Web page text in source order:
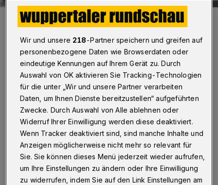
Katarina Lange arbeitet in der Gemeinde Sonnborn.
Foto: Lange
Von Nikola Dünow
A us eigener Erfahrung weiß sie, dass
alleinerziehende Mütter und Väter
häufig unter Isolation, Ausgrenzung,
wirtschaftlicher Unsicherheit und dadurch
großem psychischen Druck leiden.
Wir und unsere 218-Partner speichern und greifen auf
personenbezogene Daten wie Browserdaten oder
eindeutige Kennungen auf Ihrem Gerät zu. Durch
Auswahl von OK aktivieren Sie Tracking-Technologien
für die unter „Wir und unsere Partner verarbeiten
Daten, um Ihnen Dienste bereitzustellen“ aufgeführten
Zwecke. Durch Auswahl von Alle ablehnen oder
Widerruf Ihrer Einwilligung werden diese deaktiviert.
Wenn Tracker deaktiviert sind, sind manche Inhalte und
Anzeigen möglicherweise nicht mehr so relevant für
Sie. Sie können dieses Menü jederzeit wieder aufrufen,
um Ihre Einstellungen zu ändern oder Ihre Einwilligung
zu widerrufen, indem Sie auf den Link Einstellungen am